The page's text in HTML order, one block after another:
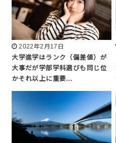
2022年2月17日
大学進学はランク（偏差値）が
大事だが学部学科選びも同じ位
かそれ以上に重要…